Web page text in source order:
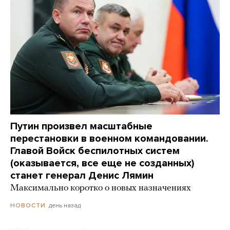
Путин произвел масштабные
перестановки в военном командовании.
Главой Войск беспилотных систем
(оказывается, все еще не созданных)
станет генерал Денис Лямин
Максимально коротко о новых назначениях
НОВОСТИ день назад